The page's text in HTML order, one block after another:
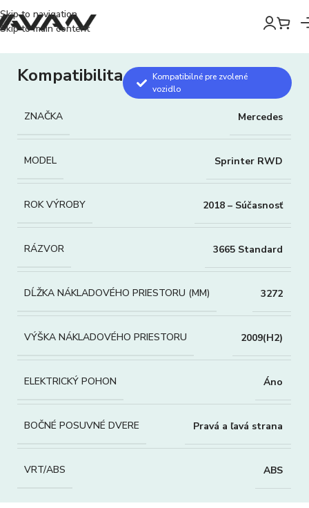
Skip to navigation
Skip to main content
Kompatibilita
Kompatibilné pre zvolené
vozidlo
ZNAČKA Mercedes
MODEL Sprinter RWD
ROK VÝROBY 2018 – Súčasnosť
RÁZVOR 3665 Standard
DĹŽKA NÁKLADOVÉHO PRIESTORU (MM) 3272
VÝŠKA NÁKLADOVÉHO PRIESTORU 2009(H2)
ELEKTRICKÝ POHON Áno
BOČNÉ POSUVNÉ DVERE Pravá a ľavá strana
VRT/ABS ABS